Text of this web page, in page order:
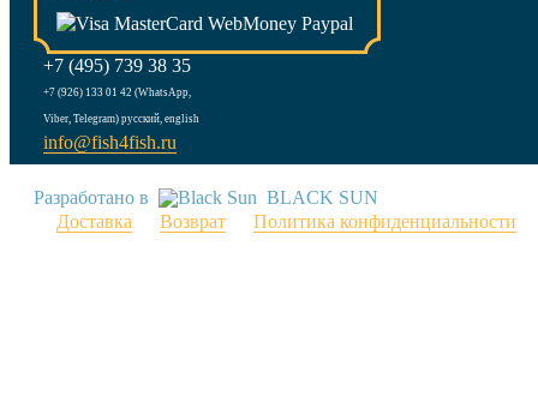
+7 (495) 739 38 35
+7 (926) 133 01 42 (WhatsApp,
Viber, Telegram) русский, english
info@fish4fish.ru
Разработано в
BLACK SUN
Доставка
Возврат Политика конфиденциальности